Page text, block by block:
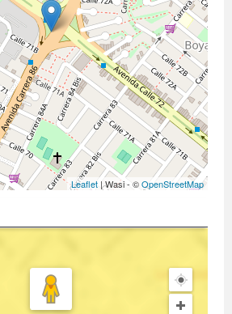
Leaflet | Wasi - ©OpenStreetMap